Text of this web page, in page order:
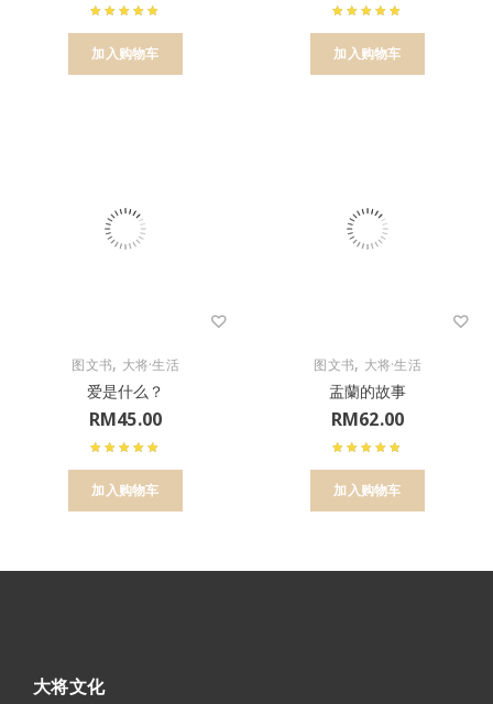
加入购物车 加入购物车
图文书, 大将·生活
爱是什么？
RM45.00
加入购物车
图文书, 大将·生活
盂蘭的故事
RM62.00
加入购物车
大将文化